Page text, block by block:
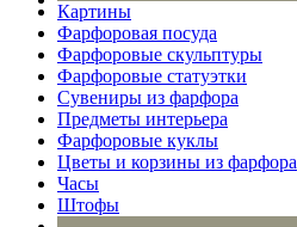
Картины
Фарфоровая посуда
Фарфоровые скульптуры
Фарфоровые статуэтки
Сувениры из фарфора
Предметы интерьера
Фарфоровые куклы
Цветы и корзины из фарфора
Часы
Штофы